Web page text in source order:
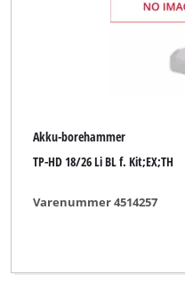
Akku-borehammer
TP-HD 18/26 Li BL f. Kit;EX;TH
Varenummer 4514257